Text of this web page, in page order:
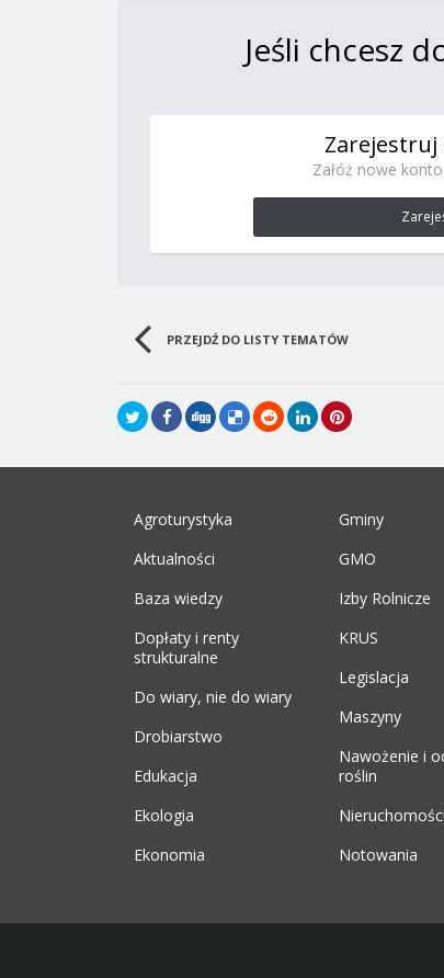
Jeśli chcesz
Załóż nowe
PRZEJDŹ DO LISTY TEMATÓW
Agroturystyka
Aktualności
Baza wiedzy
Dopłaty i renty
strukturalne
Do wiary, nie do wiary
Drobiarstwo
Edukacja
Ekologia
Ekonomia
Gminy
GMO
Izby Rolnicze
KRUS
Legislacja
Maszyny
Nawożenie i
roślin
Nieruchomości
Notowania